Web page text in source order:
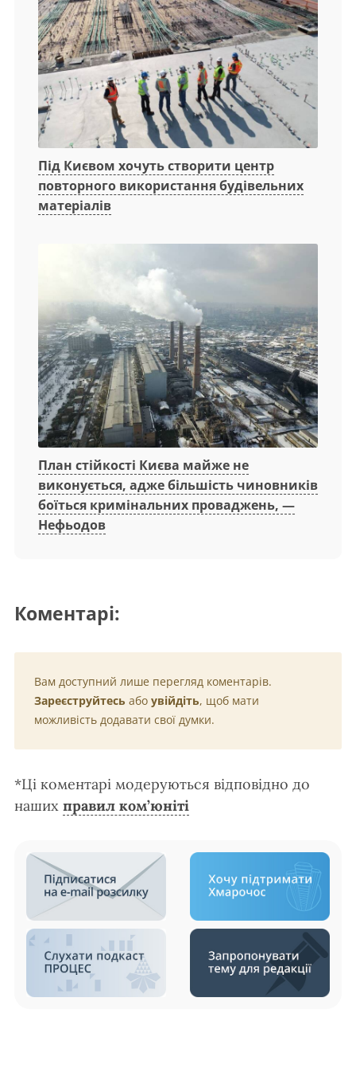
Під Києвом хочуть створити центр
повторного використання будівельних
матеріалів
План стійкості Києва майже не
виконується, адже більшість чиновників
боїться кримінальних проваджень, —
Нефьодов
Коментарі:
Вам доступний лише перегляд коментарів.
Зареєструйтесь або увійдіть, щоб мати
можливість додавати свої думки.
*Ці коментарі модеруються відповідно до
наших правил ком’юніті